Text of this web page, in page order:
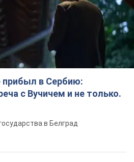
прибыл в Сербию:
с Вучичем и не только.
в Белград